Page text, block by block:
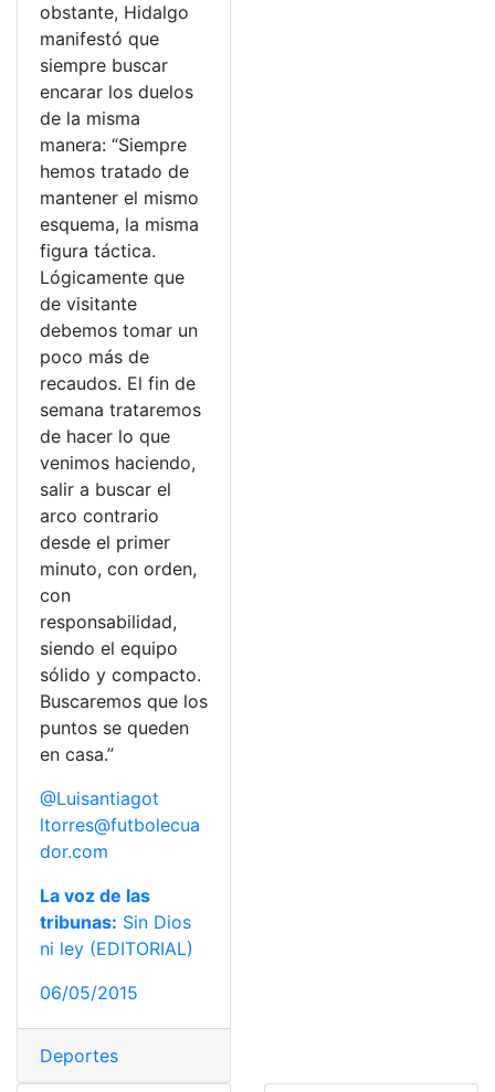
obstante, Hidalgo
manifestó que
siempre buscar
encarar los duelos
de la misma
manera: “Siempre
hemos tratado de
mantener el mismo
esquema, la misma
figura táctica.
Lógicamente que
de visitante
debemos tomar un
poco más de
recaudos. El fin de
semana trataremos
de hacer lo que
venimos haciendo,
salir a buscar el
arco contrario
desde el primer
minuto, con orden,
con
responsabilidad,
siendo el equipo
sólido y compacto.
Buscaremos que los
puntos se queden
en casa.”
@Luisantiagot
ltorres@futbolecua
dor.com
La voz de las
tribunas: Sin Dios
ni ley (EDITORIAL)
06/05/2015
Deportes